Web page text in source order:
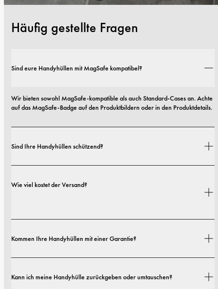
Häufig gestellte Fragen
Sind eure Handyhüllen mit MagSafe kompatibel?
Wir bieten sowohl MagSafe-kompatible als auch Standard-Cases an. Achte
auf das MagSafe-Badge auf den Produktbildern oder in den Produktdetails.
Sind Ihre Handyhüllen schützend?
Optionen von schlanken Profilen bis hin zu besonders robusten
Wie viel kostet der Versand?
Details findest du in unserer Versandrichtlinie.
Kommen Ihre Handyhüllen mit einer Garantie?
innerhalb der ersten 12 Monate Material- oder Verarbeitungsfehler
Kann ich meine Handyhülle zurückgeben oder umtauschen?